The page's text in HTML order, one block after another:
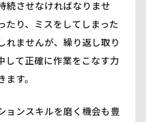
続させなければなりませ
たり、ミスをしてしまった
れませんが、繰り返し取り
して正確に作業をこなす力
す。
ョンスキルを磨く機会も豊